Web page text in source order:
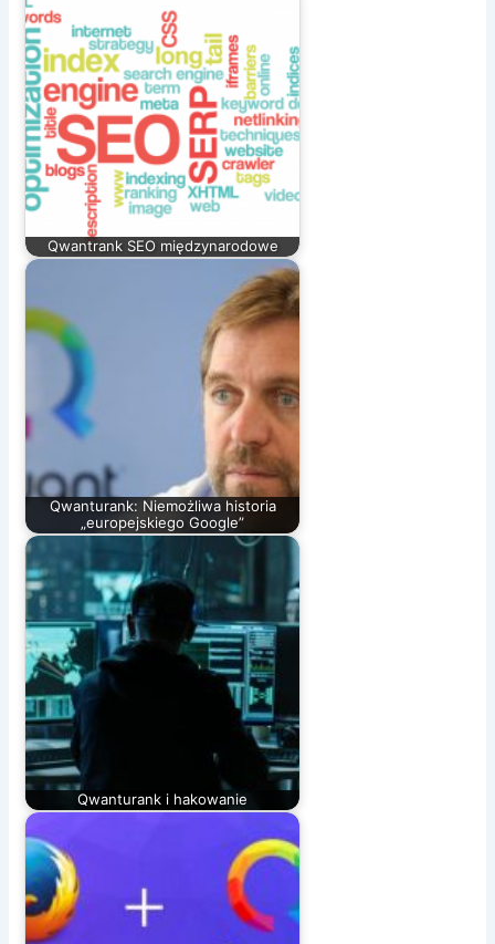
Qwantrank SEO międzynarodowe
Qwanturank: Niemożliwa historia
„europejskiego Google”
Qwanturank i hakowanie